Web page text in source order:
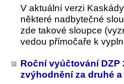
V aktuální verzi
některé nadbytečné
zde takové sloupce
vedou přímočaře k
Roční vyúčtování DZP
zvýhodnění za druhé